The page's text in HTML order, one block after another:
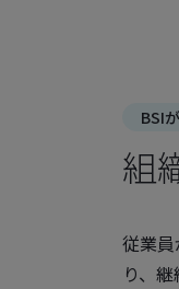
BSI
組
従業
り、